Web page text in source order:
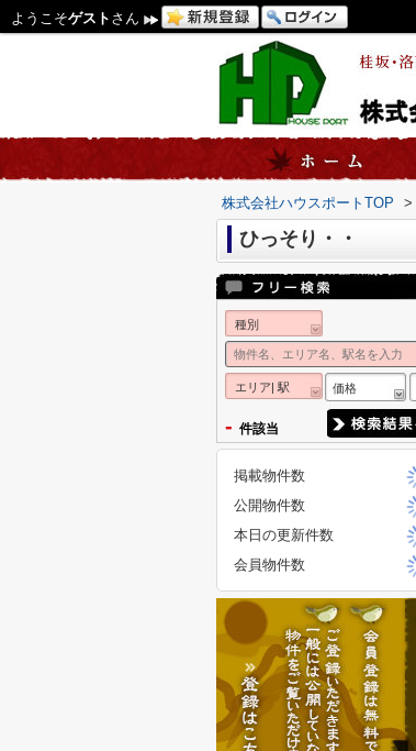
ようこそゲスト さん
株式会社ハウスポートTOP >
ひっそり・・
種別
エリア| 駅 価格
- 件該当
掲載物件数
公開物件数
本日の更新件数
会員物件数